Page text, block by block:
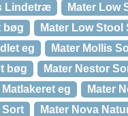
Lindetræ
Mater Low
bøg
Mater Low Stool
eg
Mater Mollis
bøg
Mater Nestor
eg
Mater
Sort
Mater Nova